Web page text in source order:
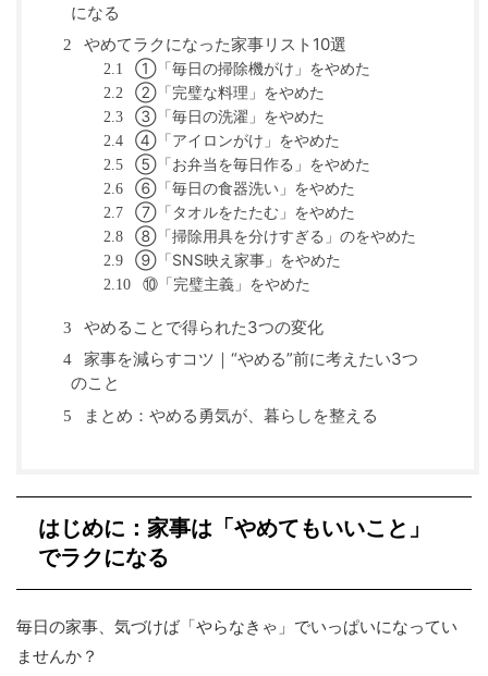
になる
2 やめてラクになった家事リスト10選
2.1 ①「毎日の掃除機がけ」をやめた
2.2 ②「完璧な料理」をやめた
2.3 ③「毎日の洗濯」をやめた
2.4 ④「アイロンがけ」をやめた
2.5 ⑤「お弁当を毎日作る」をやめた
2.6 ⑥「毎日の食器洗い」をやめた
2.7 ⑦「タオルをたたむ」をやめた
2.8 ⑧「掃除用具を分けすぎる」のをやめた
2.9 ⑨「SNS映え家事」をやめた
2.10 ⑩「完璧主義」をやめた
3 やめることで得られた3つの変化
4
家事を減らすコツ｜“やめる”前に考えたい3つ
のこと
5 まとめ：やめる勇気が、暮らしを整える
はじめに：家事は「やめてもいいこと」
でラクになる
毎日の家事、気づけば「やらなきゃ」でいっぱいになってい
ませんか？